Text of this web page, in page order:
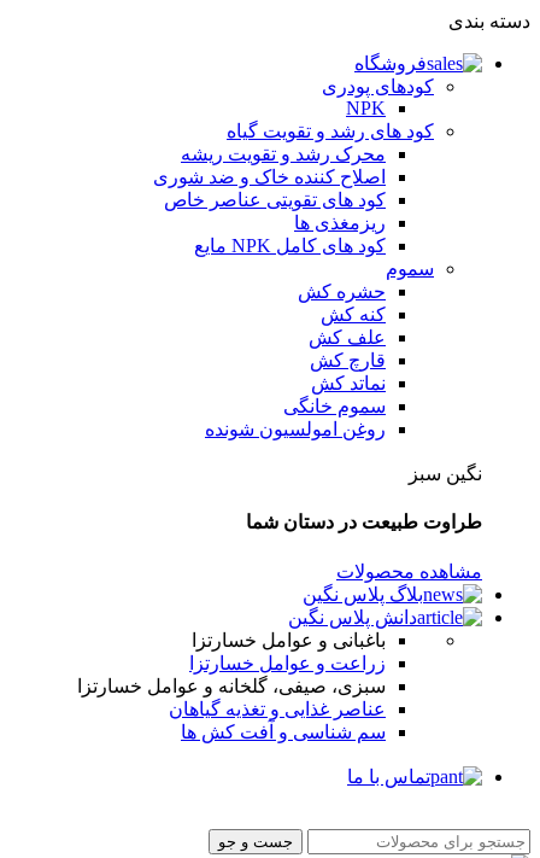
دسته بندی
فروشگاه
کودهای پودری
NPK
کود های رشد و تقویت گیاه
محرک رشد و تقویت ریشه
اصلاح کننده خاک و ضد شوری
کود های تقویتی عناصر خاص
ریزمغذی ها
کود های کامل NPK مایع
سموم
حشره کش
کنه کش
علف کش
قارچ کش
نماتد کش
سموم خانگی
روغن امولسیون شونده
نگین سبز
طراوت طبیعت در دستان شما
مشاهده محصولات
بلاگ پلاس نگین
دانش پلاس نگین
باغبانی و عوامل خسارتزا
زراعت و عوامل خسارتزا
سبزی، صیفی، گلخانه و عوامل خسارتزا
عناصر غذایی و تغذیه گیاهان
سم شناسی و آفت کش ها
تماس با ما
جست و جو